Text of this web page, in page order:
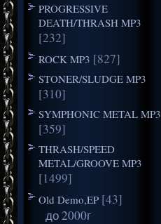
PROGRESSIVE
DEATH/THRASH MP3
[232]
ROCK MP3 [827]
STONER/SLUDGE MP3
[310]
SYMPHONIC METAL MP3
[359]
THRASH/SPEED
METAL/GROOVE MP3
[1499]
Old Demo,EP [43]
до 2000г